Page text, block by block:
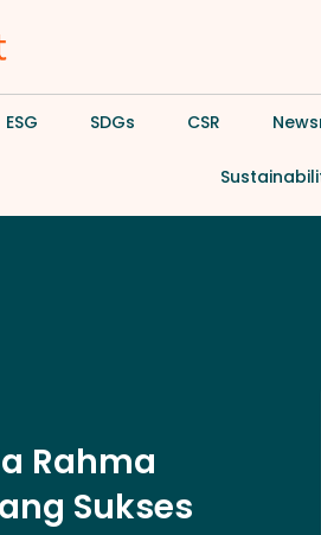
ESG SDGs CSR
Rahma
Sukses